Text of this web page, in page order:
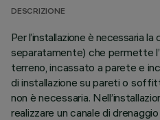
DESCRIZIONE
Per l’installazione è necessaria
separatamente) che permette
terreno, incassato a parete e
di installazione su pareti o
non è necessaria.
realizzare un canale di